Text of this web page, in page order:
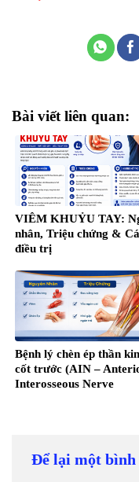
Bài viết liên quan:
VIÊM KHUỶU TAY:
nhân, Triệu chứng &
điều trị
Bệnh lý chèn ép thần
cốt trước (AIN –
Interosseous Nerve
Để lại một bình